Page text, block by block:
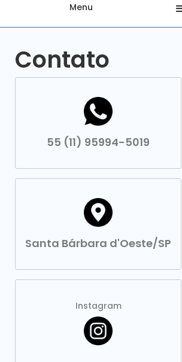
Menu
Contato
55 (11) 95994-5019
Santa Bárbara d'Oeste/SP
Instagram